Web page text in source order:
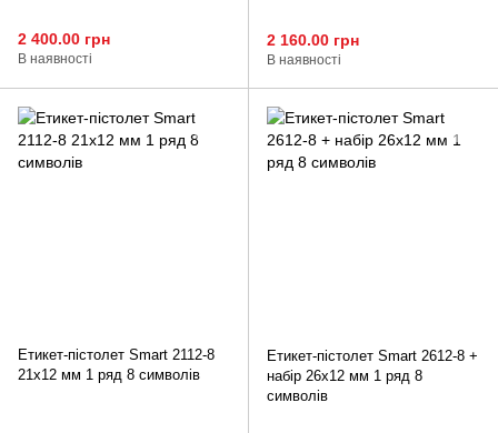
2 400.00 грн
В наявності
2 160.00 грн
В наявності
Етикет-пістолет Smart 2112-8
21x12 мм 1 ряд 8 символів
Етикет-пістолет Smart 2612-8 +
набір 26x12 мм 1 ряд 8
символів